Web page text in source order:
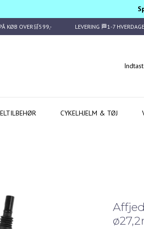
KØB OVER🛒599,- LEVERING 🏁1-7 HVERDAGE
CYKELHJELM & TØJ